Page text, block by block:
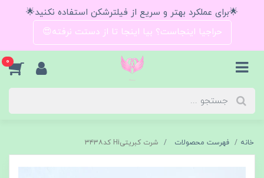
🌟برای عملکرد بهتر و سریع از فیلترشکن استفاده نکنید🌟
حراجیا اینجاست؟ بیا اینجا تا از دستت نرفته😍
0
خانه فهرست محصولات شرت کبریتیHi کد۳۴۳۸